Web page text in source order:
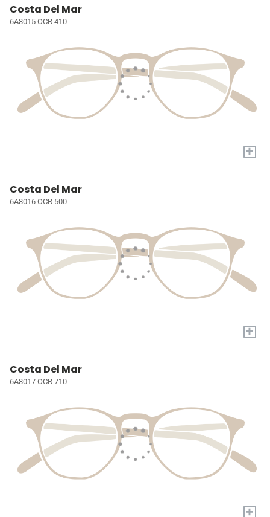
Costa Del Mar
6A8015 OCR 410
+
Costa Del Mar
6A8016 OCR 500
+
Costa Del Mar
6A8017 OCR 710
+